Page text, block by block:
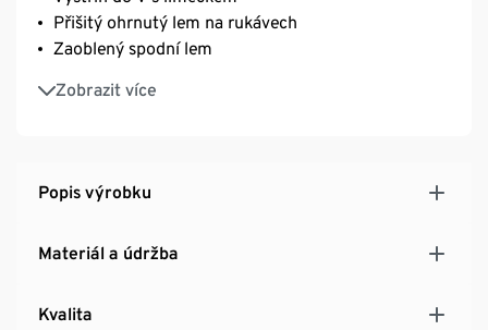
Přišitý ohrnutý lem na rukávech
Zaoblený spodní lem
Zobrazit více
S elastanem: dobře drží tvar, perfektně sedí a
Popis výrobku
Materiál a údržba
Kvalita